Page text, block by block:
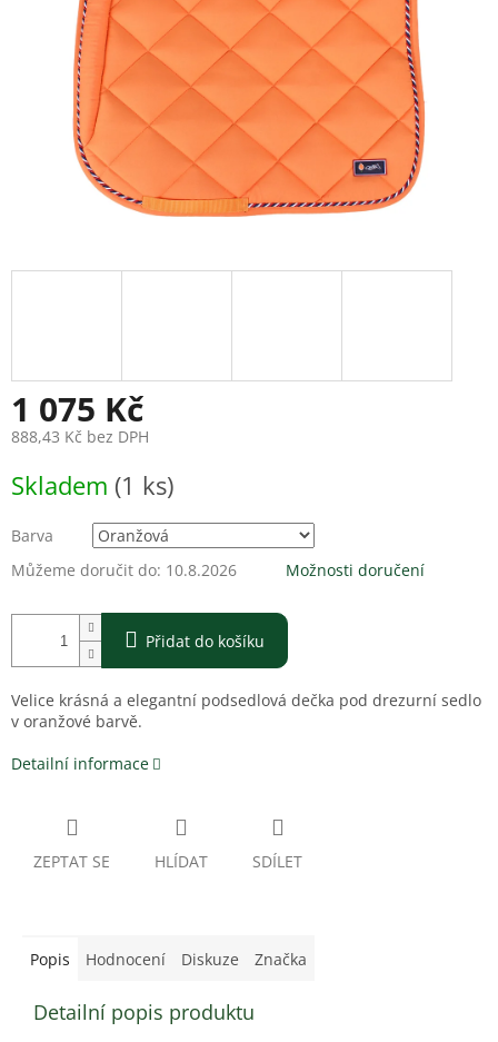
1 075 Kč
888,43 Kč bez DPH
cena:
Skladem (1 ks)
Barva
Můžeme doručit do: 10.8.2026 Možnosti doručení
Přidat do košíku
Velice krásná a elegantní podsedlová dečka pod drezurní sedlo
v oranžové barvě.
Detailní informace
ZEPTAT SE HLÍDAT SDÍLET
Popis Hodnocení Diskuze Značka
Detailní popis produktu